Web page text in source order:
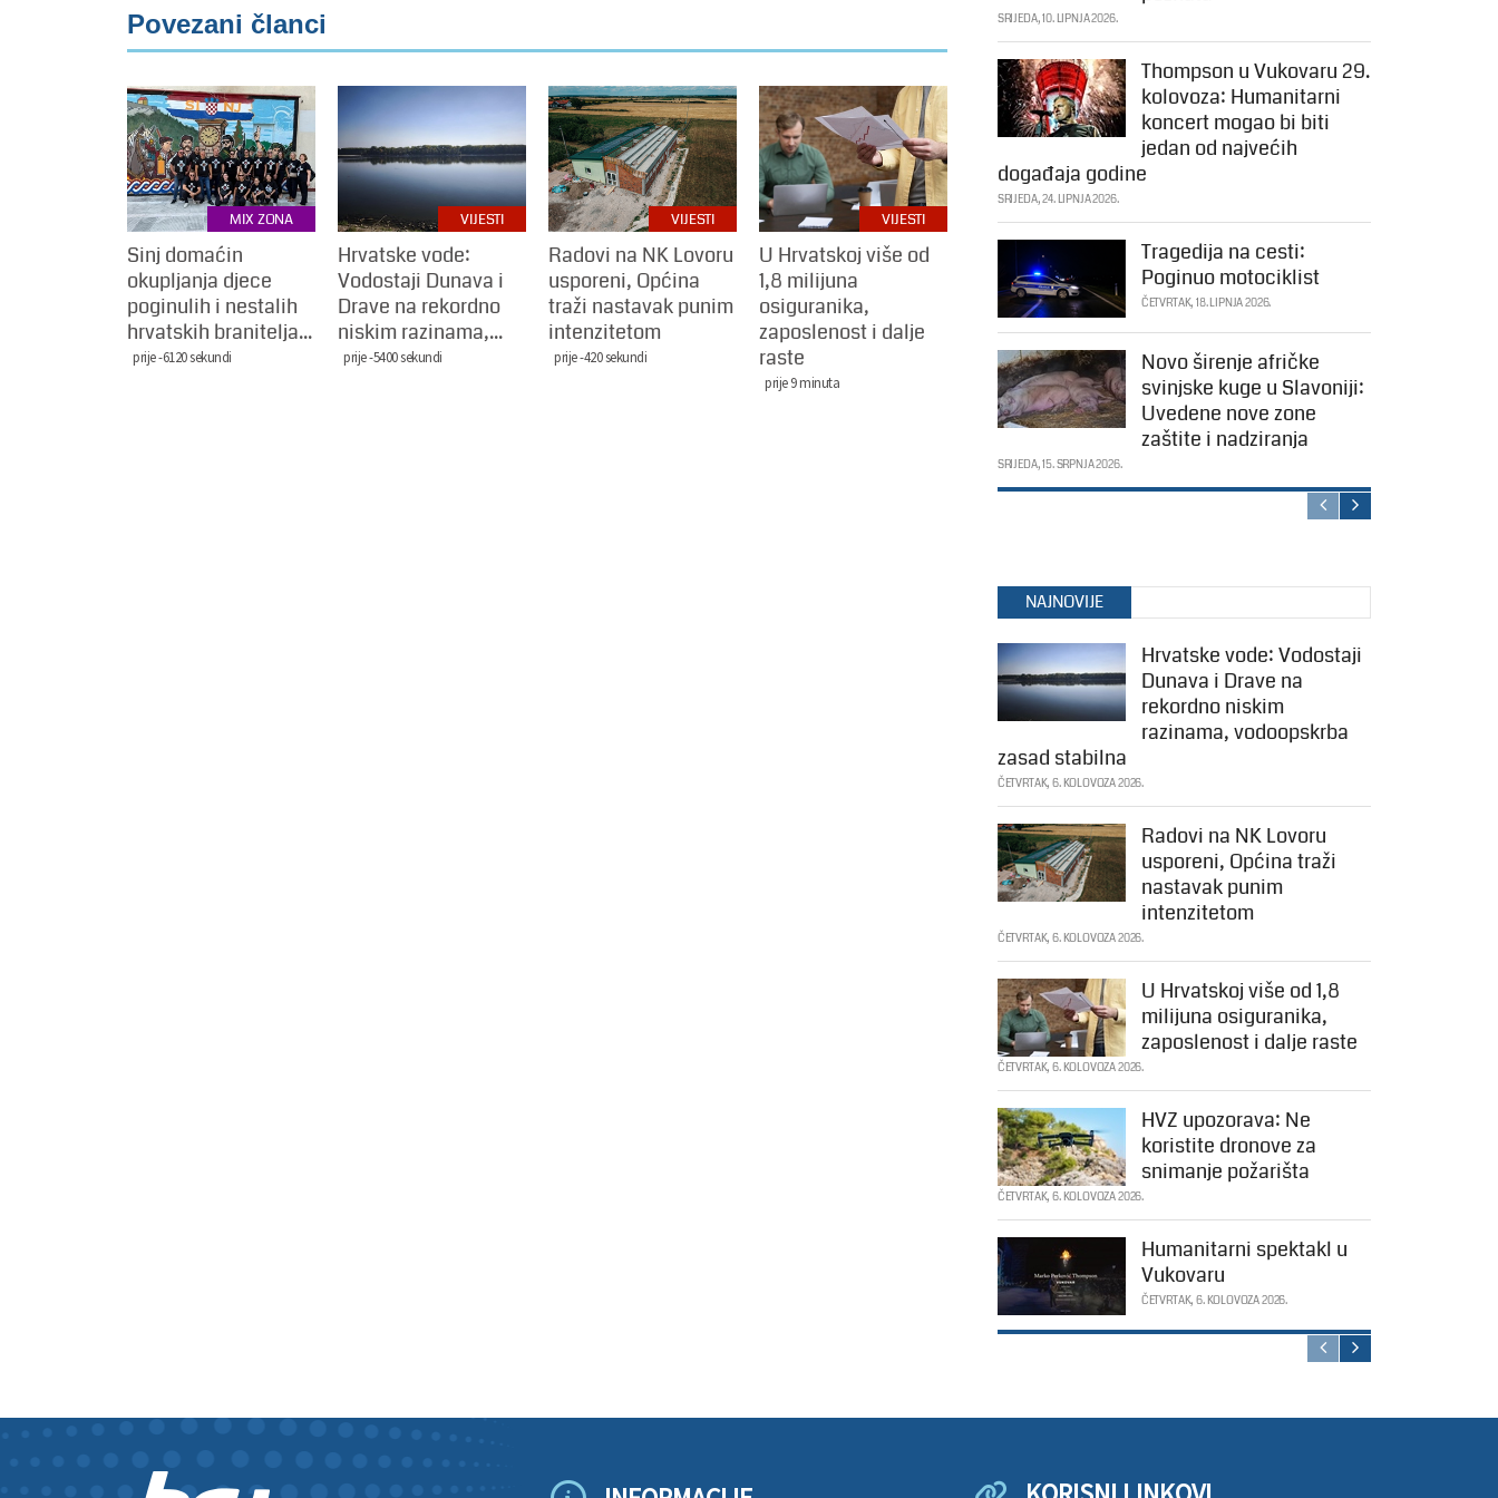
Povezani članci
MIX ZONA
Sinj domaćin
okupljanja djece
poginulih i nestalih
hrvatskih branitelja...
prije -6120 sekundi
VIJESTI
Hrvatske vode:
Vodostaji Dunava i
Drave na rekordno
niskim razinama,...
prije -5400 sekundi
VIJESTI
Radovi na NK Lovoru
usporeni, Općina
traži nastavak punim
intenzitetom
prije -420 sekundi
VIJESTI
U Hrvatskoj više od
1,8 milijuna
osiguranika,
zaposlenost i dalje
raste
prije 9 minuta
SRIJEDA, 10. LIPNJA 2026.
Thompson u Vukovaru 29.
kolovoza: Humanitarni
koncert mogao bi biti
jedan od najvećih
događaja godine
SRIJEDA, 24. LIPNJA 2026.
Tragedija na cesti:
Poginuo motociklist
ČETVRTAK, 18. LIPNJA 2026.
Novo širenje afričke
svinjske kuge u Slavoniji:
Uvedene nove zone
zaštite i nadziranja
SRIJEDA, 15. SRPNJA 2026.
NAJNOVIJE
Hrvatske vode: Vodostaji
Dunava i Drave na
rekordno niskim
razinama, vodoopskrba
zasad stabilna
ČETVRTAK, 6. KOLOVOZA 2026.
Radovi na NK Lovoru
usporeni, Općina traži
nastavak punim
intenzitetom
ČETVRTAK, 6. KOLOVOZA 2026.
U Hrvatskoj više od 1,8
milijuna osiguranika,
zaposlenost i dalje raste
ČETVRTAK, 6. KOLOVOZA 2026.
HVZ upozorava: Ne
koristite dronove za
snimanje požarišta
ČETVRTAK, 6. KOLOVOZA 2026.
Humanitarni spektakl u
Vukovaru
ČETVRTAK, 6. KOLOVOZA 2026.